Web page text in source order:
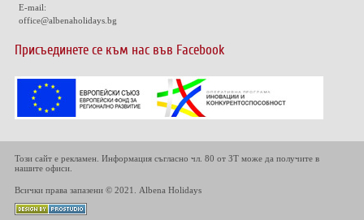
E-mail:
office@albenaholidays.bg
Присъединете се към нас във Facebook
Този сайт е рекламен. Информация съгласно чл. 80 от ЗТ може да получите в
нашите офиси.
Всички права запазени © 2021. Albena Holidays